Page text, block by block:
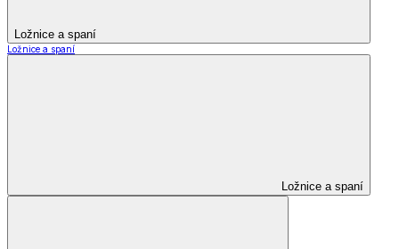
Ložnice a spaní
Ložnice a spaní
Ložnice a spaní